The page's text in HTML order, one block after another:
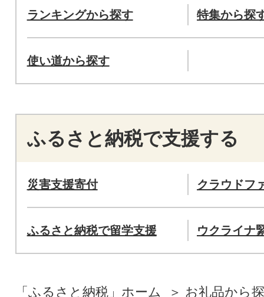
ランキングから探す 特集から探
使い道から探す
ふるさと納税で支援する
災害支援寄付 クラウドフ
ふるさと納税で留学支援 ウクライナ
「ふるさと納税」ホーム
お礼品から